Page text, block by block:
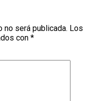
no será publicada. Los
con *